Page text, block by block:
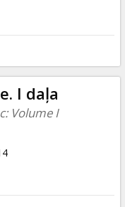
I daļa
Volume I